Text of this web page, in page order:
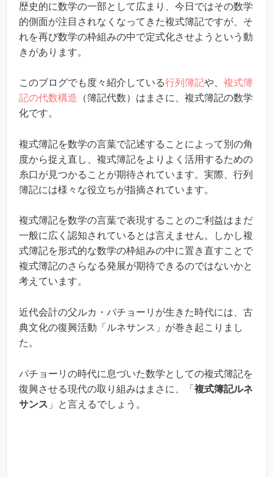
歴史的に数学の一部として広まり、今日ではその数学
的側面が注目されなくなってきた複式簿記ですが、そ
れを再び数学の枠組みの中で定式化させようという動
きがあります。
このブログでも度々紹介している行列簿記や、 複式簿
記の代数構造 （簿記代数）はまさに、複式簿記の数学
化です。
複式簿記を数学の言葉で記述することによって別の角
度から捉え直し、複式簿記をよりよく活用するための
糸口が見つかることが期待されています。実際、行列
簿記には様々な役立ちが指摘されています。
複式簿記を数学の言葉で表現することのご利益はまだ
一般に広く認知されているとは言えません。しかし複
式簿記を形式的な数学の枠組みの中に置き直すことで
複式簿記のさらなる発展が期待できるのではないかと
考えています。
近代会計の父ルカ・パチョーリが生きた時代には、古
典文化の復興活動「ルネサンス」が巻き起こりまし
た。
パチョーリの時代に息づいた数学としての複式簿記を
復興させる現代の取り組みはまさに、「 複式簿記ルネ
サンス 」と言えるでしょう。